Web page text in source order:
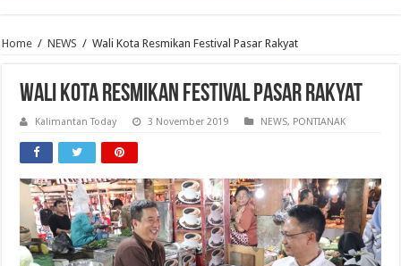
Home / NEWS / Wali Kota Resmikan Festival Pasar Rakyat
Wali Kota Resmikan Festival Pasar Rakyat
Kalimantan Today 3 November 2019 NEWS, PONTIANAK